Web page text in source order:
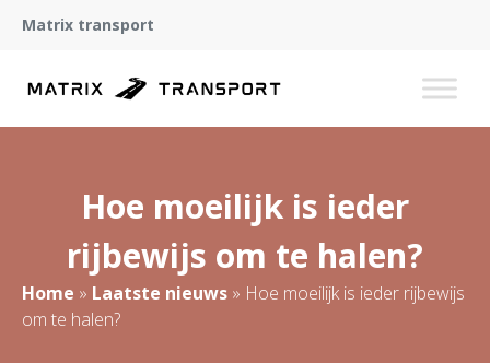
Matrix transport
Hoe moeilijk is ieder
rijbewijs om te halen?
Home » Laatste nieuws » Hoe moeilijk is ieder rijbewijs
om te halen?